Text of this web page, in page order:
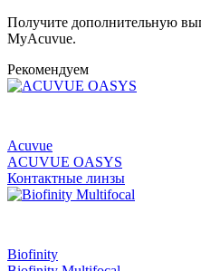
Получите дополнительную
MyAcuvue.
Рекомендуем
Acuvue
ACUVUE OASYS
Контактные линзы
Biofinity